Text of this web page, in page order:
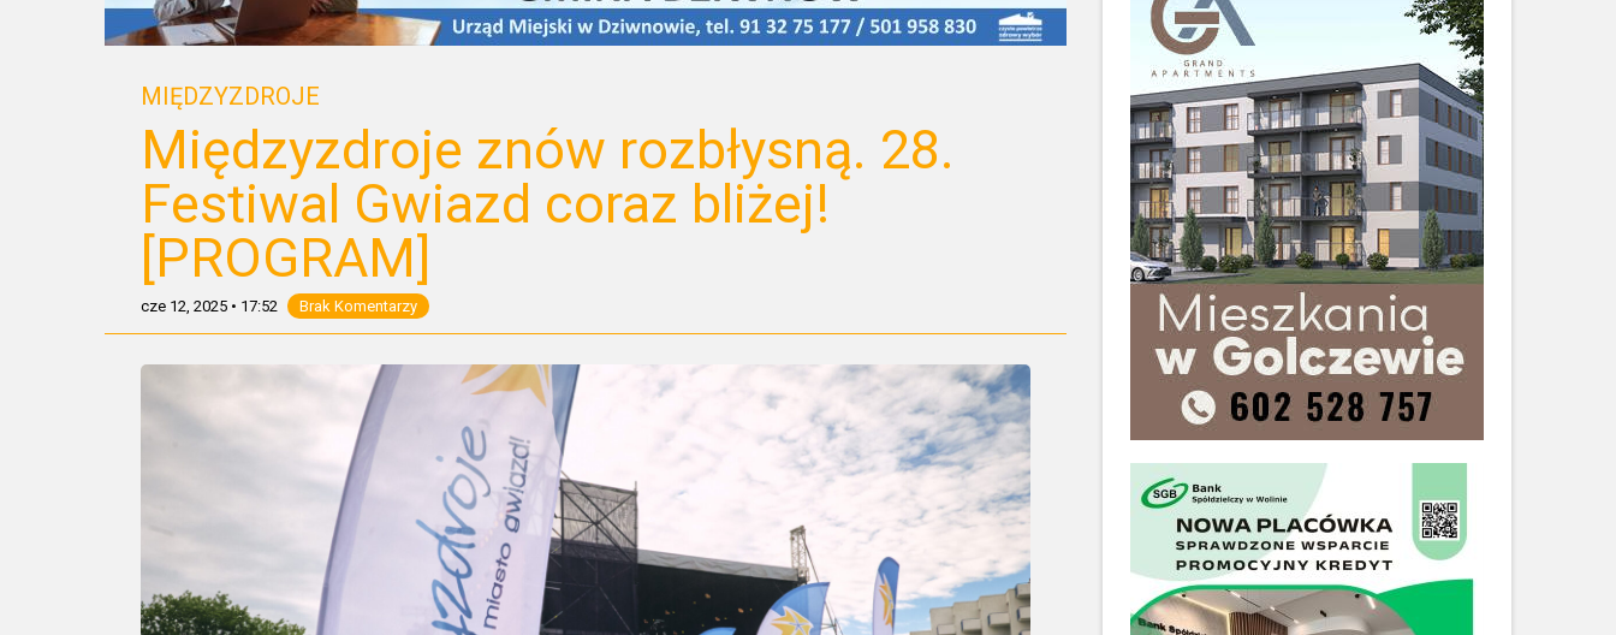
MIĘDZYZDROJE
Międzyzdroje znów rozbłysną. 28.
Festiwal Gwiazd coraz bliżej!
[PROGRAM]
cze 12, 2025 • 17:52 Brak Komentarzy